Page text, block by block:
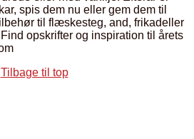
Tilbage til top